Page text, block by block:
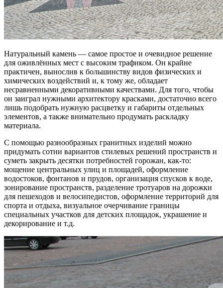
Натуральный камень — самое простое и очевидное решение
для оживлённых мест с высоким трафиком. Он крайне
практичен, вынослив к большинству видов физических и
химических воздействий и, к тому же, обладает
несравненными декоративными качествами. Для того, чтобы
он заиграл нужными архитектору красками, достаточно всего
лишь подобрать нужную расцветку и габариты отдельных
элементов, а также внимательно продумать раскладку
материала.
С помощью разнообразных гранитных изделий можно
придумать сотни вариантов стилевых решений пространств и
суметь закрыть десятки потребностей горожан, как-то:
мощение центральных улиц и площадей, оформление
водостоков, фонтанов и прудов, организация спусков к воде,
зонирование пространств, разделение тротуаров на дорожки
для пешеходов и велосипедистов, оформление территорий для
спорта и отдыха, визуальное очерчивание границы
специальных участков для детских площадок, украшение и
декорирование и т.д.